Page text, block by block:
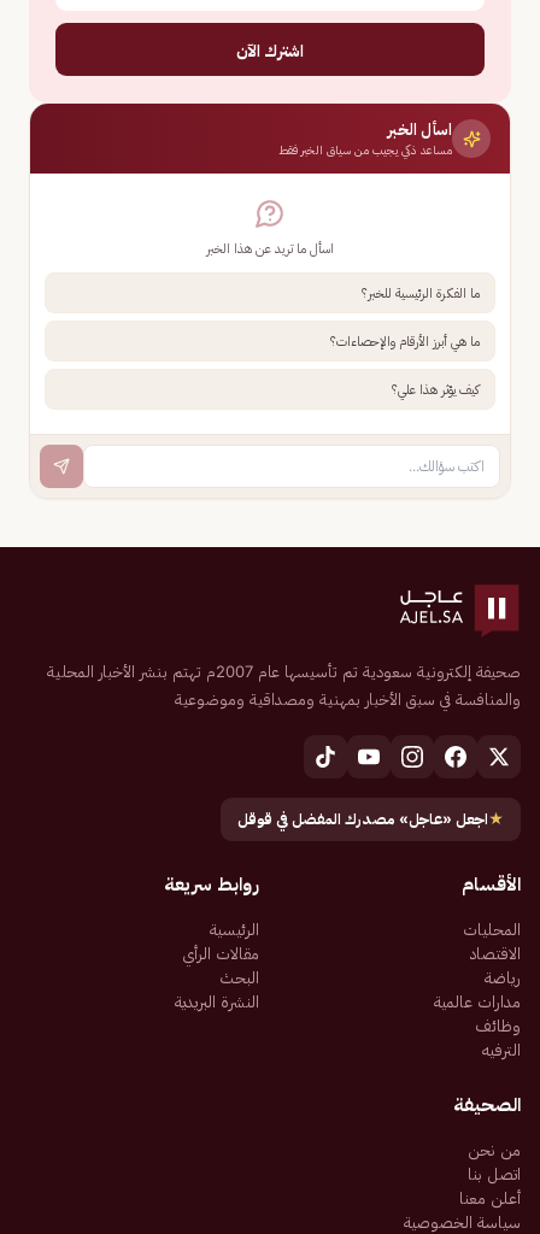
اشترك الآن
اسأل الخبر
مساعد ذكي يجيب من سياق الخبر فقط
اسأل ما تريد عن هذا الخبر
ما الفكرة الرئيسية للخبر؟
ما هي أبرز الأرقام والإحصاءات؟
كيف يؤثر هذا علي؟
صحيفة إلكترونية سعودية تم تأسيسها عام 2007م تهتم بنشر الأخبار المحلية
والمنافسة في سبق الأخبار بمهنية ومصداقية وموضوعية
★اجعل «عاجل» مصدرك المفضل في قوقل
الأقسام
المحليات
الاقتصاد
رياضة
مدارات عالمية
وظائف
الترفيه
روابط سريعة
الرئيسية
مقالات الرأي
البحث
النشرة البريدية
الصحيفة
من نحن
اتصل بنا
أعلن معنا
سياسة الخصوصية